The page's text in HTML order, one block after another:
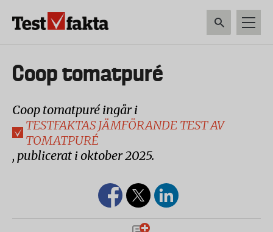
Huvudmeny
ny
Coop tomatpuré
Coop tomatpuré ingår i
TESTFAKTAS JÄMFÖRANDE TEST AV
TOMATPURÉ
, publicerat i oktober 2025.